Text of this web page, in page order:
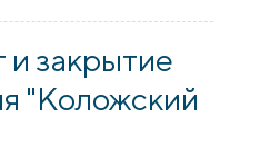
представителями
и закрытие
"Коложский